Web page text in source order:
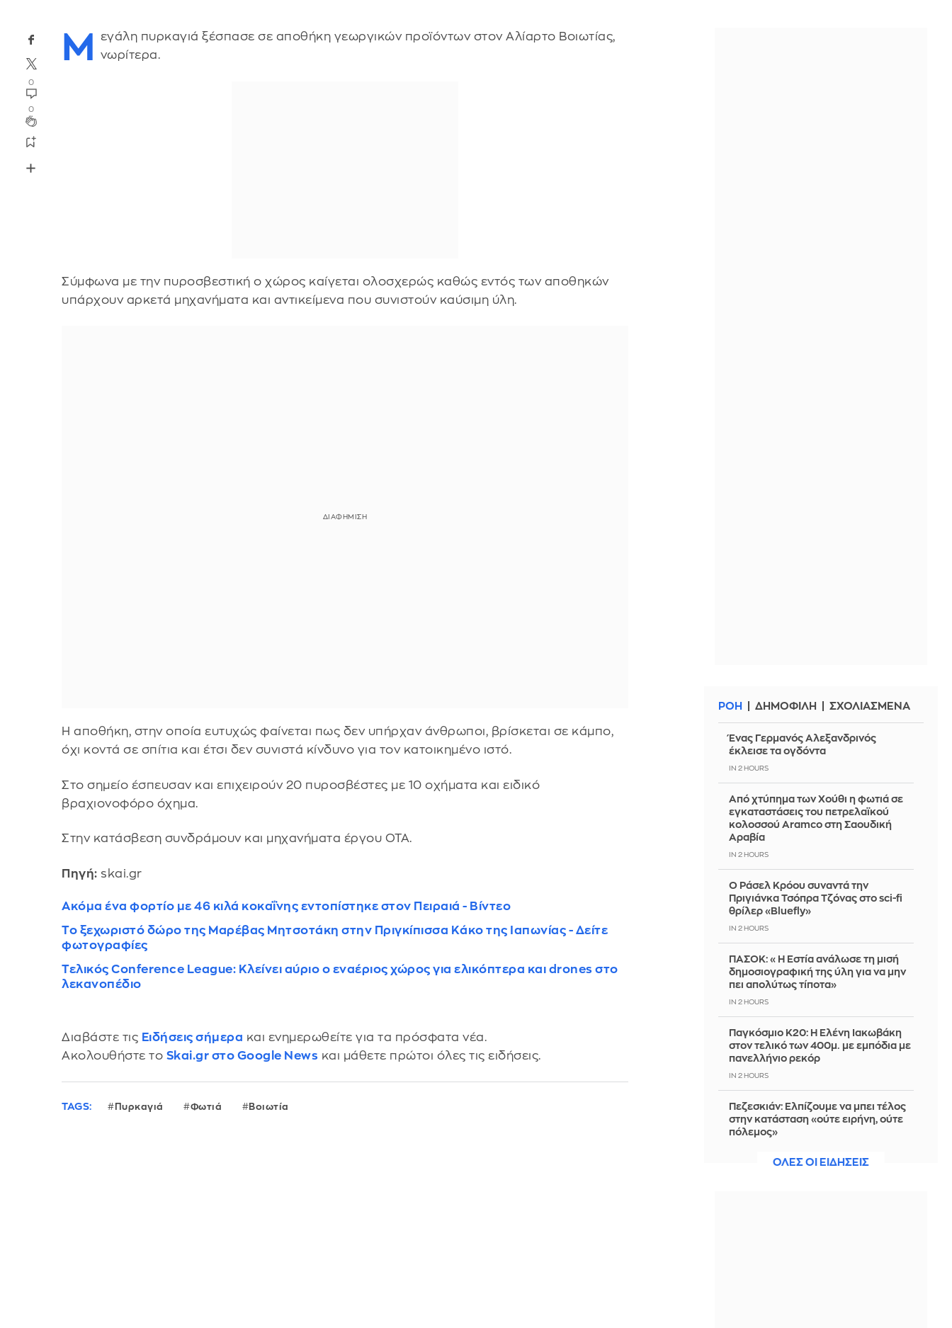
0
0
Μ
εγάλη πυρκαγιά ξέσπασε σε αποθήκη γεωργικών προϊόντων στον Αλίαρτο Βοιωτίας,
νωρίτερα.
Σύμφωνα με την πυροσβεστική ο χώρος καίγεται ολοσχερώς καθώς εντός των αποθηκών
υπάρχουν αρκετά μηχανήματα και αντικείμενα που συνιστούν καύσιμη ύλη.
Η αποθήκη, στην οποία ευτυχώς φαίνεται πως δεν υπήρχαν άνθρωποι, βρίσκεται σε κάμπο,
όχι κοντά σε σπίτια και έτσι δεν συνιστά κίνδυνο για τον κατοικημένο ιστό.
Στο σημείο έσπευσαν και επιχειρούν 20 πυροσβέστες με 10 οχήματα και ειδικό
βραχιονοφόρο όχημα.
Στην κατάσβεση συνδράμουν και μηχανήματα έργου ΟΤΑ.
Πηγή: skai.gr
Ακόμα ένα φορτίο με 46 κιλά κοκαΐνης εντοπίστηκε στον Πειραιά - Βίντεο
Το ξεχωριστό δώρο της Μαρέβας Μητσοτάκη στην Πριγκίπισσα Κάκο της Ιαπωνίας - Δείτε
φωτογραφίες
Τελικός Conference League: Κλείνει αύριο ο εναέριος χώρος για ελικόπτερα και drones στο
λεκανοπέδιο
Διαβάστε τις Ειδήσεις σήμερα και ενημερωθείτε για τα πρόσφατα νέα.
Ακολουθήστε το Skai.gr στο Google News και μάθετε πρώτοι όλες τις ειδήσεις.
TAGS: Πυρκαγιά Φωτιά Βοιωτία
ΡΟΗ ΔΗΜΟΦΙΛΗ ΣΧΟΛΙΑΣΜΕΝΑ
Ένας Γερμανός Αλεξανδρινός
έκλεισε τα ογδόντα
IN 2 HOURS
Από χτύπημα των Χούθι η φωτιά σε
εγκαταστάσεις του πετρελαϊκού
κολοσσού Aramco στη Σαουδική
Αραβία
IN 2 HOURS
Ο Ράσελ Κρόου συναντά την
Πριγιάνκα Τσόπρα Τζόνας στο sci-fi
θρίλερ «Bluefly»
IN 2 HOURS
ΠΑΣΟΚ: «Η Εστία ανάλωσε τη μισή
δημοσιογραφική της ύλη για να μην
πει απολύτως τίποτα»
IN 2 HOURS
Παγκόσμιο Κ20: Η Ελένη Ιακωβάκη
στον τελικό των 400μ. με εμπόδια με
πανελλήνιο ρεκόρ
IN 2 HOURS
Πεζεσκιάν: Ελπίζουμε να μπει τέλος
στην κατάσταση «ούτε ειρήνη, ούτε
πόλεμος»
ΟΛΕΣ ΟΙ ΕΙΔΗΣΕΙΣ